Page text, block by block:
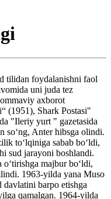
tilidan foydalanishni faol
uni juda tez
axborot
(1951), Shark Postasi"
"Ileriy yurt " gazetasida
soʻng, Anter hibsga olindi.
toʻlqiniga sabab boʻldi,
sud jarayoni boshlandi.
majbur boʻldi,
1963-yilda yana Muso
barpo etishga
qamalgan. 1964-yilda